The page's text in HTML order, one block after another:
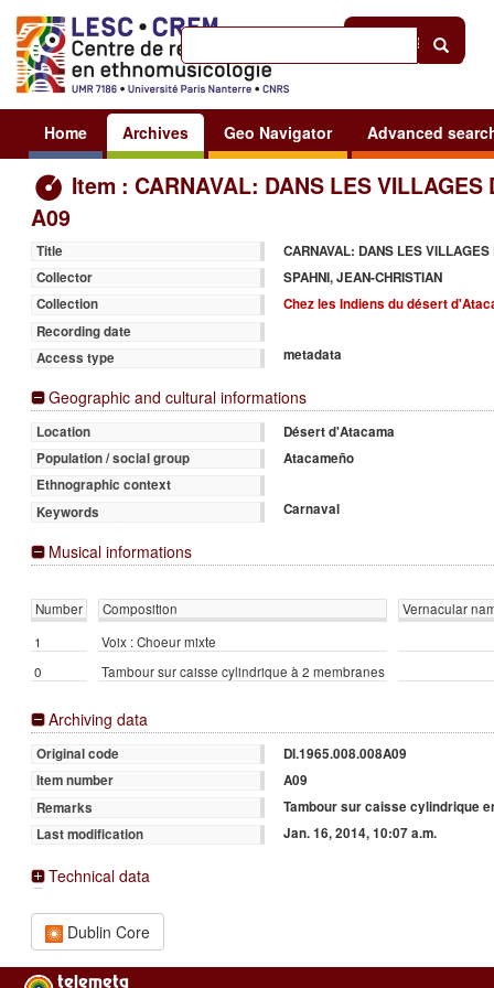
Sign in
Home Archives Geo Navigator Advanced
Item : CARNAVAL: DANS LES VILLAGES
A09
Title
CARNAVAL: DANS LES VILLAGES
Collector
SPAHNI, JEAN-CHRISTIAN
Collection
Chez les Indiens du désert
Recording date
Access type
metadata
Geographic and cultural informations
Location
Désert d'Atacama
Population / social group
Atacameño
Ethnographic context
Keywords
Carnaval
Musical informations
Number Composition
Vernacular
1
Voix : Choeur mixte
0
Tambour sur caisse cylindrique à 2 membranes
Archiving data
Original code
DI.1965.008.008A09
Item number
A09
Remarks
Tambour sur caisse cylindrique
Last modification
Jan. 16, 2014, 10:07 a.m.
Technical data
Dublin Core